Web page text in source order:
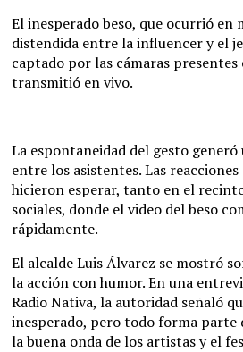
El inesperado beso, que ocurrió en
distendida entre la influencer y el
captado por las cámaras presentes
transmitió en vivo.
La espontaneidad del gesto
entre los asistentes. Las
hicieron esperar, tanto en el
sociales, donde el video del beso
rápidamente.
El alcalde Luis Álvarez se mostró
la acción con humor. En una
Radio Nativa, la autoridad señaló
inesperado, pero todo forma parte
la buena onda de los artistas y el